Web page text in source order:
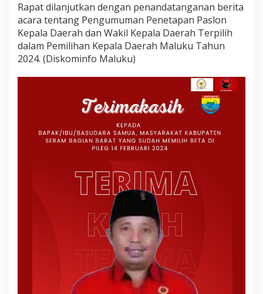
Rapat dilanjutkan dengan penandatanganan berita
acara tentang Pengumuman Penetapan Paslon
Kepala Daerah dan Wakil Kepala Daerah Terpilih
dalam Pemilihan Kepala Daerah Maluku Tahun
2024. (Diskominfo Maluku)